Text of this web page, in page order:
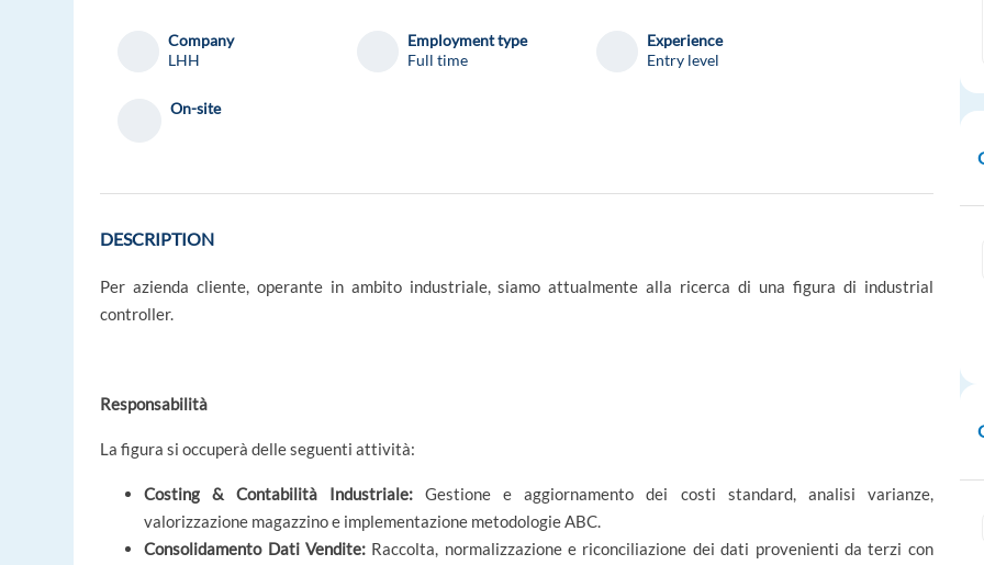
Company
LHH
Employment type
Full time
Experience
Entry level
On-site
DESCRIPTION
Per azienda cliente, operante in ambito industriale, siamo attualmente alla ricerca di una figura di industrial
controller.
Responsabilità
La figura si occuperà delle seguenti attività:
Costing & Contabilità Industriale: Gestione e aggiornamento dei costi standard, analisi varianze,
valorizzazione magazzino e implementazione metodologie ABC.
Consolidamento Dati Vendite:Raccolta, normalizzazione e riconciliazione dei dati provenienti da terzi con